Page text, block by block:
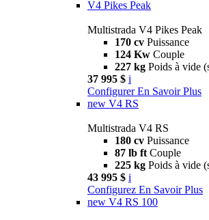
V4 Pikes Peak
Multistrada V4 Pikes Peak
170 cv Puissance
124 Kw Couple
227 kg Poids à vide
37 995 $ i
Configurer En Savoir Plus
new V4 RS
Multistrada V4 RS
180 cv Puissance
87 lb ft Couple
225 kg Poids à vide
43 995 $ i
Configurez En Savoir Plus
new V4 RS 100